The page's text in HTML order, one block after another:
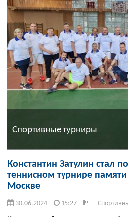
Спортивные турниры
Константин Затулин стал
теннисном турнире
Москве
30.06.2024 15:27